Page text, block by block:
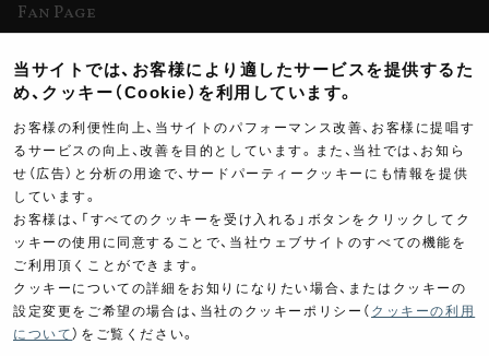
Fan Page
ヨシムラTV
イベント情報
イベントスケジュール
ツーリングブレイクタイム
製品ポスター
当サイトでは、お客様により適したサービスを提供するた
め、クッキー（Cookie）を利用しています。
お客様の利便性向上、当サイトのパフォーマンス改善、お客様に提唱す
るサービスの向上、改善を目的としています。また、当社では、お知ら
せ（広告）と分析の用途で、サードパーティークッキーにも情報を提供
しています。
お客様は、「すべてのクッキーを受け入れる」ボタンをクリックしてク
ッキーの使用に同意することで、当社ウェブサイトのすべての機能を
ご利用頂くことができます。
クッキーについての詳細をお知りになりたい場合、またはクッキーの
設定変更をご希望の場合は、当社のクッキーポリシー（ クッキーの利用
について ）をご覧ください。